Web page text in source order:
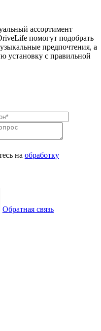
ассортимент
помогут подобрать
предпочтения, а
установку с правильной
на обработку
Обратная связь